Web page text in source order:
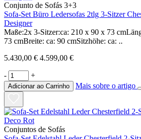
Conjunto de Sofás 3+3
Sofa-Set Büro Ledersofas 2tlg 3-Sitzer
Designer
Maße:2x 3-Sitzer:ca: 210 x 90 x 73
73 cmBreite: ca: 90 cmSitzhöhe: ca: ..
5.430,00 € 4.599,00 €
- +
Adicionar ao Carrinho Mais sobre o artigo
Conjuntos de Sofás